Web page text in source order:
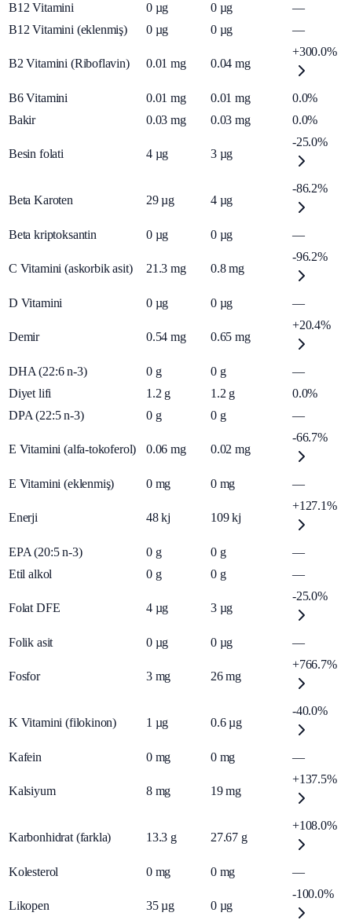
B12 Vitamini 0 µg 0 µg
—
B12 Vitamini (eklenmiş)
0 µg 0 µg —
B2 Vitamini (Riboflavin) 0.01 mg 0.04 mg
+300.0%
B6 Vitamini 0.01 mg 0.01 mg
0.0%
Bakir
0.03 mg 0.03 mg 0.0%
Besin folati 4 µg 3 µg
-25.0%
Beta Karoten 29 µg 4 µg
-86.2%
Beta kriptoksantin 0 µg 0 µg —
C Vitamini (askorbik asit) 21.3 mg 0.8 mg
-96.2%
D Vitamini 0 µg 0 µg —
Demir 0.54 mg 0.65 mg
+20.4%
DHA (22:6 n-3) 0 g 0 g
—
Diyet lifi
1.2 g 1.2 g
0.0%
DPA (22:5 n-3)
0 g 0 g —
E Vitamini (alfa-tokoferol) 0.06 mg 0.02 mg
-66.7%
E Vitamini (eklenmiş) 0 mg 0 mg —
Enerji 48 kj 109 kj
+127.1%
EPA (20:5 n-3) 0 g 0 g
—
Etil alkol
0 g 0 g —
Folat DFE 4 µg 3 µg
-25.0%
Folik asit 0 µg 0 µg —
Fosfor 3 mg 26 mg
+766.7%
K Vitamini (filokinon) 1 µg 0.6 µg
-40.0%
Kafein 0 mg 0 mg —
Kalsiyum 8 mg 19 mg
+137.5%
Karbonhidrat (farkla) 13.3 g 27.67 g
+108.0%
Kolesterol 0 mg 0 mg —
Likopen 35 µg 0 µg
-100.0%